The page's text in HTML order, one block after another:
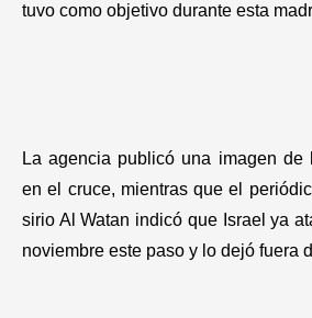
tuvo como objetivo durante esta
La agencia publicó una imagen de
en el cruce, mientras que el
sirio Al Watan indicó que Israel ya
noviembre este paso y lo dejó fuera